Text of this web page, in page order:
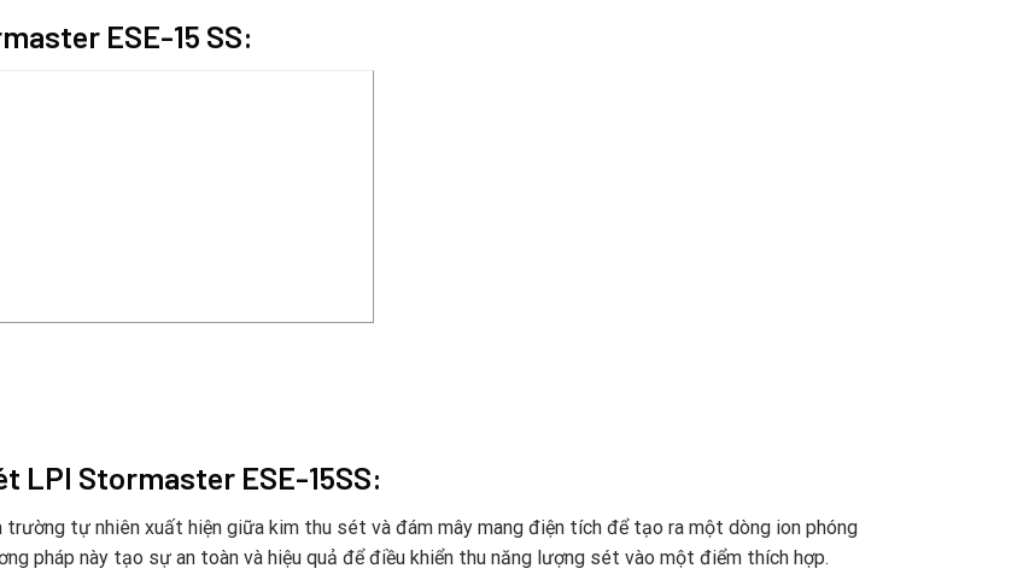
ESE-15 SS:
LPI Stormaster ESE-15SS:
tự nhiên xuất hiện giữa kim thu sét và đám mây mang điện tích để tạo ra một dòng ion phóng
pháp này tạo sự an toàn và hiệu quả để điều khiển thu năng lượng sét vào một điểm thích hợp.